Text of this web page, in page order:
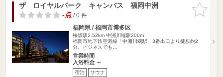
お気に入
りに追加
ザ ロイヤルパーク キャンバス 福岡中洲
-点/ 0 件
福岡県 / 福岡市博多区
桜坂駅2.52km 中洲川端駅200m
福岡市地下鉄空港線「中洲川端駅」3番出口より徒歩約2
分。ビジネスでも…
営業時間
入浴料金 ～
宿泊 サウナ